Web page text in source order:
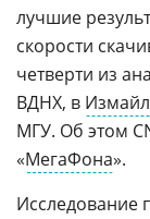
лучшие
скорости
четверти из
ВДНХ, в
МГУ. Об этом
«МегаФона».
Исследование